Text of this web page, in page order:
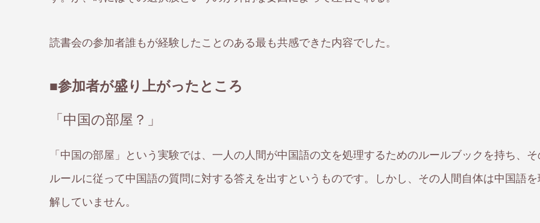
読書会の参加者誰もが経験したことのある最も共感できた内容でした。
■参加者が盛り上がったところ
「中国の部屋？」
「中国の部屋」という実験では、一人の人間が中国語の文を処理するためのルールブックを持ち、そ
ルールに従って中国語の質問に対する答えを出すというものです。しかし、その人間自体は中国語を
解していません。